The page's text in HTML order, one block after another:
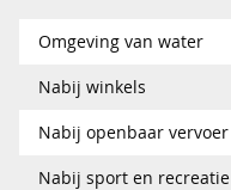
Omgeving van water
Nabij winkels
Nabij openbaar vervoer
Nabij sport en recreatie